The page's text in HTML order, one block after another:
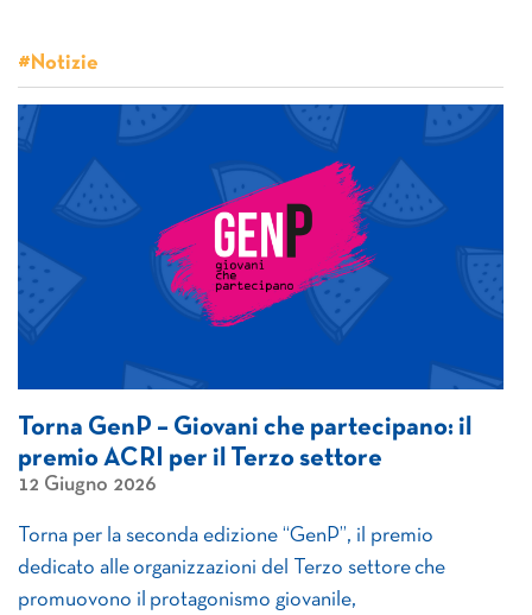
#Notizie
Torna GenP – Giovani che partecipano: il
premio ACRI per il Terzo settore
12 Giugno 2026
Torna per la seconda edizione “GenP”, il premio
dedicato alle organizzazioni del Terzo settore che
promuovono il protagonismo giovanile,